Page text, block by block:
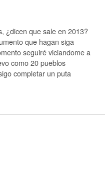
¿dicen que sale en 2013?
que hagan siga
seguiré viciandome a
como 20 pueblos
completar un puta